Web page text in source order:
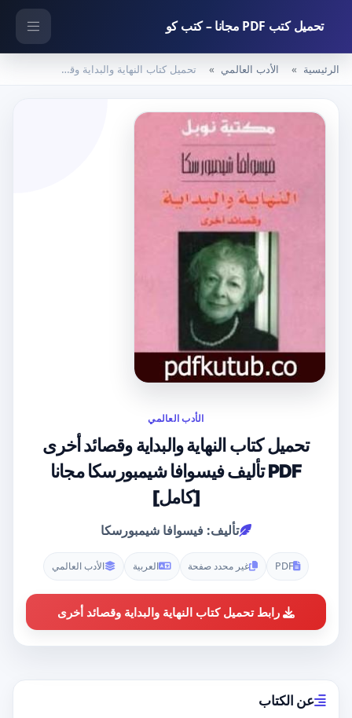
تحميل كتب PDF مجانا – كتب كو
الرئيسية الأدب العالمي تحميل كتاب النهاية والبداية وقصائد أخرى PDF تأليف فيسوافا شيمبورسكا مجانا [كامل]
الأدب العالمي
تحميل كتاب النهاية والبداية وقصائد أخرى
PDF تأليف فيسوافا شيمبورسكا مجانا
[كامل]
تأليف: فيسوافا شيمبورسكا
PDF غير محدد صفحة العربية الأدب العالمي
رابط تحميل كتاب النهاية والبداية وقصائد أخرى
عن الكتاب